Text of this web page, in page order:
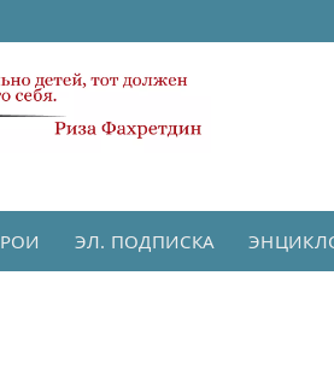
ЭЛ. ПОДПИСКА